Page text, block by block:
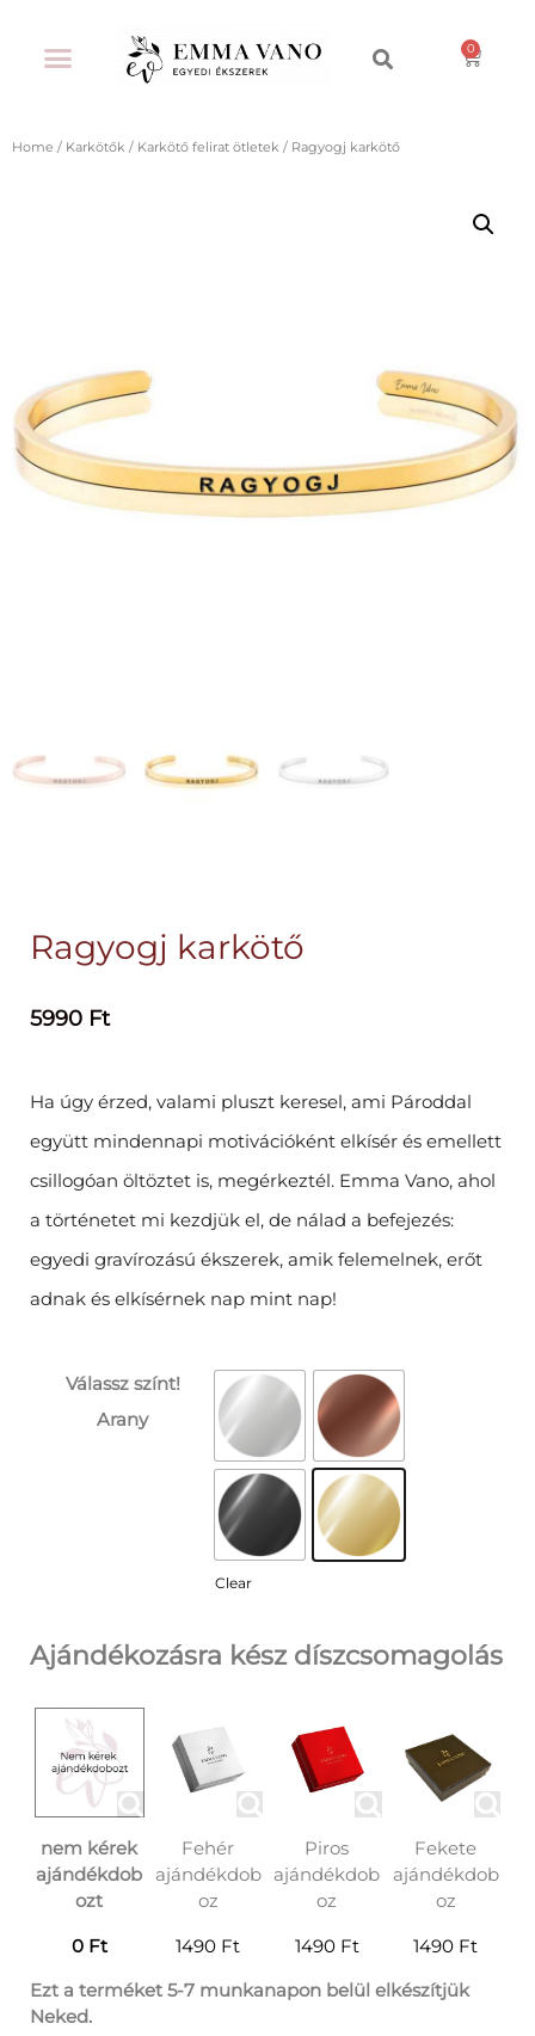
Home / Karkötők / Karkötő felirat ötletek / Ragyogj karkötő
Ragyogj karkötő
5990 Ft
Ha úgy érzed, valami pluszt keresel, ami Pároddal
együtt mindennapi motivációként elkísér és emellett
csillogóan öltöztet is, megérkeztél. Emma Vano, ahol
a történetet mi kezdjük el, de nálad a befejezés:
egyedi gravírozású ékszerek, amik felemelnek, erőt
adnak és elkísérnek nap mint nap!
Válassz színt!
Arany
Clear
Ajándékozásra kész díszcsomagolás
nem kérek
ajándékdob
ozt
0 Ft
Fehér
ajándékdob
oz
1490 Ft
Piros
ajándékdob
oz
1490 Ft
Fekete
ajándékdob
oz
1490 Ft
Ezt a terméket 5-7 munkanapon belül elkészítjük
Neked.